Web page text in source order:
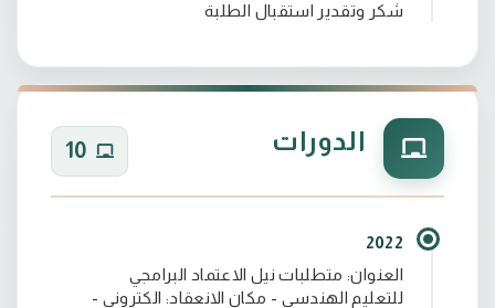
شكر وتقدير استقبال الطلبة
الدورات 10
2022
العنوان: متطلبات نيل الاعتماد البرامجي
للتعليم الهندسي - مكان الانعقاد: الكتروني -